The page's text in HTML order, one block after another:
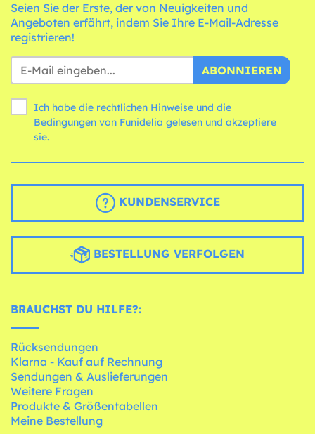
Seien Sie der Erste, der von Neuigkeiten und
Angeboten erfährt, indem Sie Ihre E-Mail-Adresse
registrieren!
ABONNIEREN
Ich habe die rechtlichen Hinweise und die
Bedingungen
sie.
KUNDENSERVICE
BESTELLUNG VERFOLGEN
BRAUCHST DU HILFE?:
Rücksendungen
Klarna - Kauf auf Rechnung
Sendungen & Auslieferungen
Weitere Fragen
Produkte & Größentabellen
Meine Bestellung